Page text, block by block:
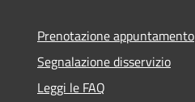
Prenotazione appuntamento
Segnalazione disservizio
Leggi le FAQ